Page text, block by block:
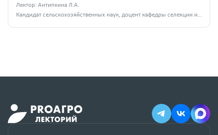
Лектор: Антипкина Л.А.
Кандидат сельскохозяйственных наук, доцент кафедры селекции и семеноводства, лесного дела и садоводства РГАТУ им. П.А. Костычева